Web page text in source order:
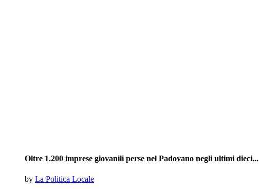
Oltre 1.200 imprese giovanili perse nel Padovano negli ultimi dieci...
by La Politica Locale